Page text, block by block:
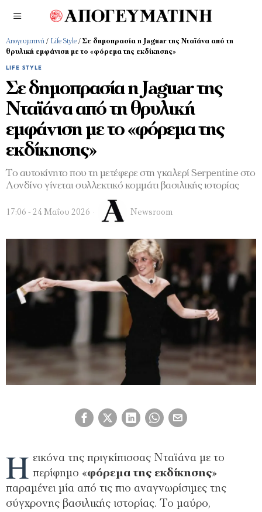
Απογευματινή / Life Style / Σε δημοπρασία η Jaguar της Νταϊάνα από τη
θρυλική εμφάνιση με το «φόρεμα της εκδίκησης»
LIFE STYLE
Σε δημοπρασία η Jaguar της
Νταϊάνα από τη θρυλική
εμφάνιση με το «φόρεμα της
εκδίκησης»
Το αυτοκίνητο που τη μετέφερε στη γκαλερί Serpentine στο
Λονδίνο γίνεται συλλεκτικό κομμάτι βασιλικής ιστορίας
17:06 - 24 Μαΐου 2026 Newsroom
Η εικόνα της πριγκίπισσας Νταϊάνα με το
περίφημο «φόρεμα της εκδίκησης»
παραμένει μία από τις πιο αναγνωρίσιμες της
σύγχρονης βασιλικής ιστορίας. Το μαύρο,